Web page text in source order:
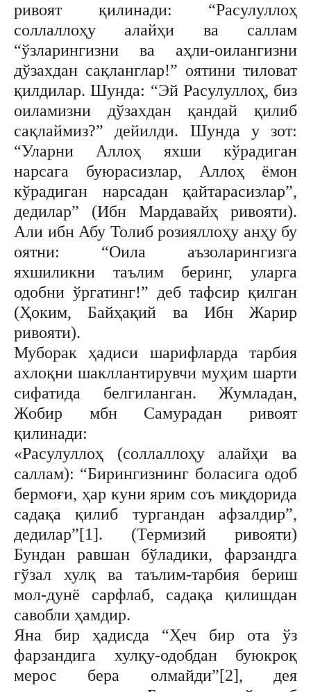
ривоят қилинади: “Расулуллоҳ
соллаллоҳу алайҳи ва саллам
“ўзларингизни ва аҳли-оилангизни
дўзахдан сақланглар!” оятини тиловат
қилдилар. Шунда: “Эй Расулуллоҳ, биз
оиламизни дўзахдан қандай қилиб
сақлаймиз?” дейилди. Шунда у зот:
“Уларни Аллоҳ яхши кўрадиган
нарсага буюрасизлар, Аллоҳ ёмон
кўрадиган нарсадан қайтарасизлар”,
дедилар” (Ибн Мардавайҳ ривояти).
Али ибн Абу Толиб розияллоҳу анҳу бу
оятни: “Оила аъзоларингизга
яхшиликни таълим беринг, уларга
одобни ўргатинг!” деб тафсир қилган
(Ҳоким, Байҳақий ва Ибн Жарир
ривояти).
Муборак ҳадиси шарифларда тарбия
ахлоқни шакллантирувчи муҳим шарти
сифатида белгиланган. Жумладан,
Жобир мбн Самурадан ривоят
қилинади:
«Расулуллоҳ (соллаллоҳу алайҳи ва
саллам): “Бирингизнинг боласига одоб
бермоғи, ҳар куни ярим соъ миқдорида
садақа қилиб тургандан афзалдир”,
дедилар”[1]. (Термизий ривояти)
Бундан равшан бўладики, фарзандга
гўзал хулқ ва таълим-тарбия бериш
мол-дунё сарфлаб, садақа қилишдан
савобли ҳамдир.
Яна бир ҳадисда “Ҳеч бир ота ўз
фарзандига хулқу-одобдан буюкроқ
мерос бера олмайди”[2], дея